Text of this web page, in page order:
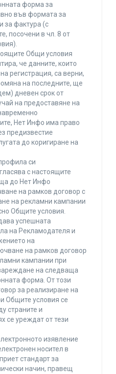
форма за
във формата за
за фактура (с
посочени в чл. 8 от
Общи условия
че данните, които
регистрация, са верни,
на последните, ще
дневен срок от
на предоставяне на
Нет Инфо има право
предизвестие
до коригиране на
си
с настоящите
до Нет Инфо
на рамков договор с
на рекламни кампании
Общите условия.
успешната
на Рекламодателя и
на
на рамков договор
кампании при
на следваща
форма. От този
за реализиране на
Общите условия се
страните и
се уреждат от тези
изявление
носител в
стандарт за
начин, правещ